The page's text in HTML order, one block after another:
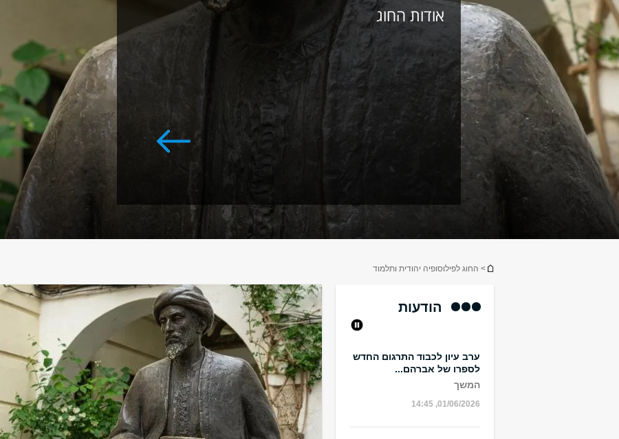
אודות החוג
החוג לתלמוד
הינך נמצא כאן
> החוג לפילוסופיה יהודית ותלמוד
הודעות
ערב עיון לכבוד התרגום החדש
לספרו של אברהם...
המשך
01/06/2026, 14:45